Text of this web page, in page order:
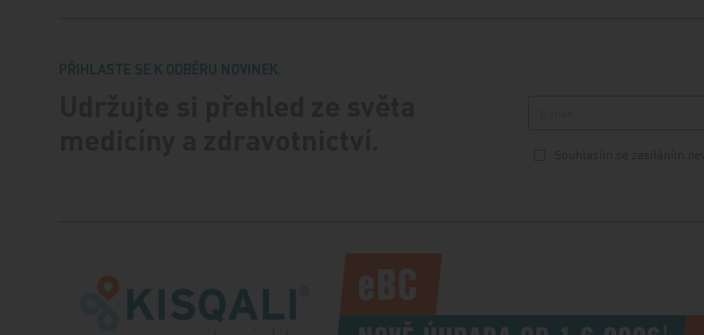
PŘIHLASTE SE K ODBĚRU NOVINEK.